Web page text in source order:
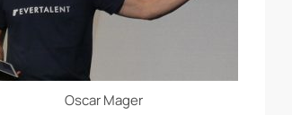
Oscar Mager